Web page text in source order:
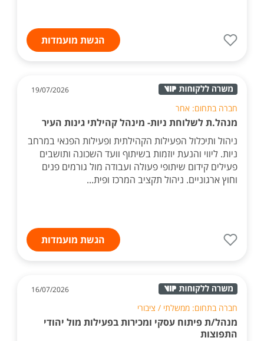
הגשת מועמדות
19/07/2026
חברה בתחום: אחר
מנהל.ת לשלוחת ניות- מינהל קהילתי גינות העיר
ניהול ותיכלול הפעילות הקהילתית ופעילות הפנאי במרחב
ניות. ליווי והנעת יוזמות בשיתוף וועד השכונה ותושבים
פעילים קידום שיתופי פעולה ועבודה מול גורמים פנים
וחוץ ארגוניים. ניהול תקציב המרכז ופית...
הגשת מועמדות
16/07/2026
חברה בתחום: ממשלתי / ציבורי
מנהל/ת פיתוח עסקי ומכירות בפעילות מול יהודי
התפוצות